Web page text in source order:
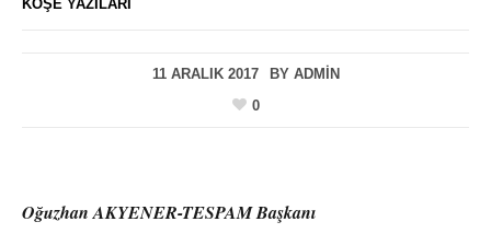
KÖŞE YAZILARI
11 ARALIK 2017 BY ADMIN
0
Oğuzhan AKYENER-TESPAM Başkanı